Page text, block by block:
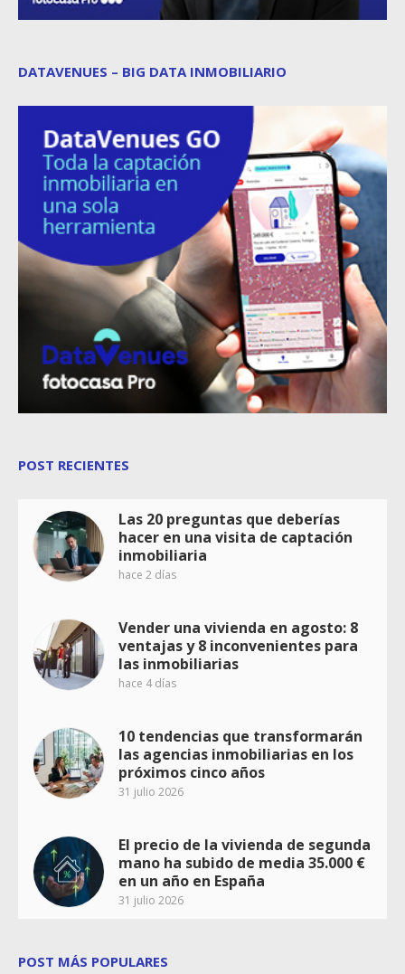
DATAVENUES – BIG DATA INMOBILIARIO
POST RECIENTES
Las 20 preguntas que deberías
hacer en una visita de captación
inmobiliaria
hace 2 días
Vender una vivienda en agosto: 8
ventajas y 8 inconvenientes para
las inmobiliarias
hace 4 días
10 tendencias que transformarán
las agencias inmobiliarias en los
próximos cinco años
31 julio 2026
El precio de la vivienda de segunda
mano ha subido de media 35.000 €
en un año en España
31 julio 2026
POST MÁS POPULARES